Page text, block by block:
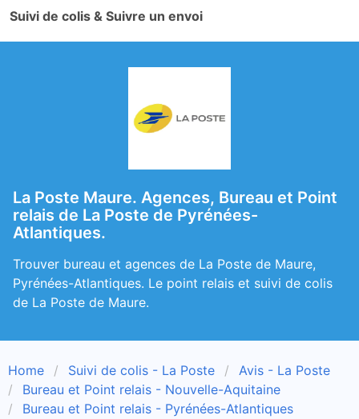
Suivi de colis & Suivre un envoi
La Poste Maure. Agences, Bureau et Point
relais de La Poste de Pyrénées-
Atlantiques.
Trouver bureau et agences de La Poste de Maure,
Pyrénées-Atlantiques. Le point relais et suivi de colis
de La Poste de Maure.
Home Suivi de colis - La Poste
Avis - La Poste
Bureau et Point relais - Nouvelle-Aquitaine
Bureau et Point relais - Pyrénées-Atlantiques